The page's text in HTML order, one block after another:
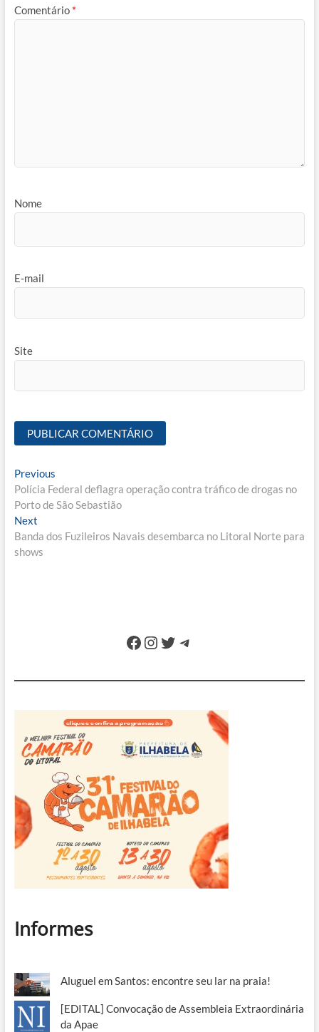
Comentário *
Nome
E-mail
Site
Navegação
de
Post
PreviousPrevious
post:
Polícia Federal deflagra operação contra tráfico de drogas no
Porto de São Sebastião
NextNext
post:
Banda dos Fuzileiros Navais desembarca no Litoral Norte para
shows
Facebook
Instagram
Twitter
Telegram
Informes
Aluguel em Santos: encontre seu lar na praia!
[EDITAL] Convocação de Assembleia Extraordinária
da Apae